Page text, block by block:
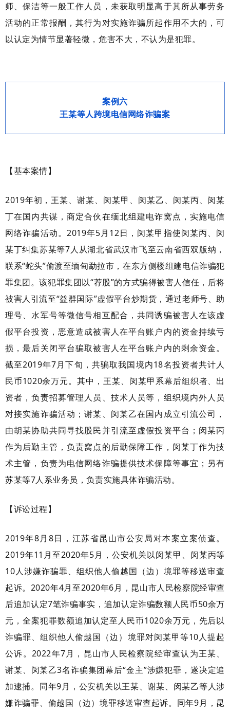
师、保洁等一般工作人员，未获取明显高于其所从事劳务
活动的正常报酬，其行为对实施诈骗所起作用不大的，可
以认定为情节显著轻微，危害不大，不认为是犯罪。
案例六
王某等人跨境电信网络诈骗案
【基本案情】
2019年初，王某、谢某、闵某甲、闵某乙、闵某丙、闵某
丁在国内共谋，商定合伙在缅北组建电诈窝点，实施电信
网络诈骗活动。2019年5月12日，闵某甲指使闵某丙、闵
某丁纠集苏某等7人从湖北省武汉市飞至云南省西双版纳，
联系“蛇头”偷渡至缅甸勐拉市，在东方侧楼组建电信诈骗犯
罪集团。该犯罪集团以“荐股”的方式骗得被害人信任，后将
被害人引流至“益群国际”虚假平台炒期货，通过老师号、助
理号、水军号等微信号相互配合，共同诱骗被害人在该虚
假平台投资，恶意造成被害人在平台账户内的资金持续亏
损，最后关闭平台骗取被害人在平台账户内的剩余资金。
截至2019年7月下旬，共骗取我国境内18名投资者共计人
民币1020余万元。其中，王某、闵某甲系幕后组织者、出
资者，负责招募管理人员、技术人员等，组织境内外人员
对接实施诈骗活动；谢某、闵某乙在国内成立引流公司，
由胡某协助共同寻找股民并引流至虚假投资平台；闵某丙
作为后勤主管，负责窝点的后勤保障工作，闵某丁作为技
术主管，负责为电信网络诈骗提供技术保障等事宜；另有
苏某等7人系业务员，负责实施具体诈骗活动。
【诉讼过程】
2019年8月8日，江苏省昆山市公安局对本案立案侦查。
2019年11月至2020年5月，公安机关以闵某甲、闵某丙等
10人涉嫌诈骗罪、组织他人偷越国（边）境罪等移送审查
起诉。2020年4月至2020年6月，昆山市人民检察院经审查
后追加认定7笔诈骗事实，追加认定诈骗数额人民币50余万
元，全案犯罪数额追加认定至人民币1020余万元，先后以
诈骗罪、组织他人偷越国（边）境罪对闵某甲等10人提起
公诉。2022年7月，昆山市人民检察院经审查认为王某、
谢某、闵某乙3名诈骗集团幕后“金主”涉嫌犯罪，遂决定追
加逮捕。同年9月，公安机关以王某、谢某、闵某乙等人涉
嫌诈骗罪、偷越国（边）境罪移送审查起诉。同年9月，昆